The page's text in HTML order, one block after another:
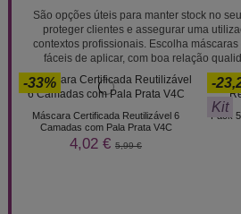
São opções úteis para manter stock no
proteger clientes e assegurar uma
contextos profissionais. Escolha
fáceis de aplicar, com boa relação
-33%
Máscara Certificada Reutilizável 6
Camadas com Pala Prata V4C
4,02 € 5,99 €
-
Kit
Pack